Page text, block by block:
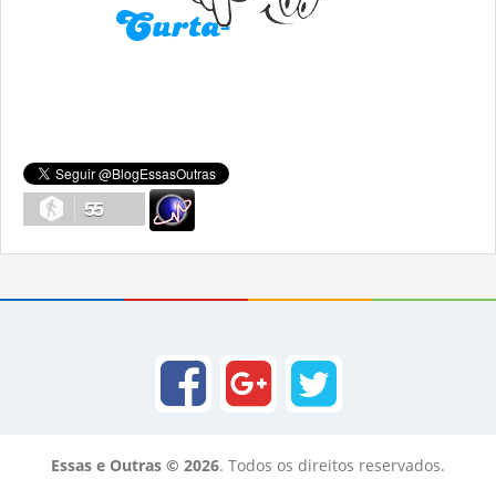
55
Essas e Outras © 2026. Todos os direitos reservados.